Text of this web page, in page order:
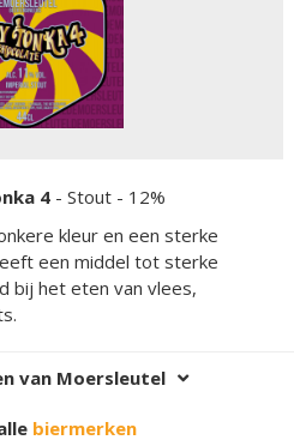
4 - Stout - 12%
kleur en een sterke
een middel tot sterke
bij het eten van vlees,
van Moersleutel
biermerken